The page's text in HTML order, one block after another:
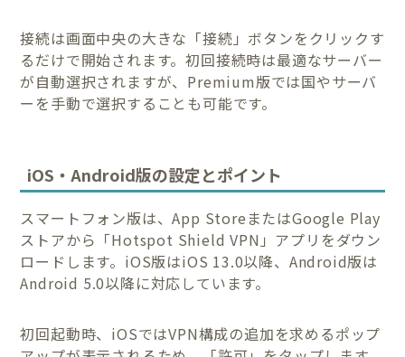
接続は画面中央の大きな「接続」ボタンをクリックす
るだけで開始されます。初回接続時は最適なサーバー
が自動選択されますが、Premium版では国やサーバ
ーを手動で選択することも可能です。
iOS・Android版の設定とポイント
スマートフォン版は、App StoreまたはGoogle Play
ストアから「Hotspot Shield VPN」アプリをダウン
ロードします。iOS版はiOS 13.0以降、Android版は
Android 5.0以降に対応しています。
初回起動時、iOSではVPN構成の追加を求めるポップ